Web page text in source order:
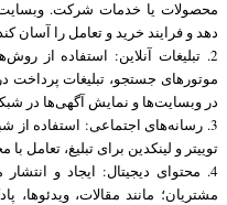
محصولات یا خدمات شرکت. وبسایت
دهد و فرایند خرید و تعامل را آسان
2. تبلیغات آنلاین: استفاده از
در وبسایت‌ها و نمایش آگهی‌ها در
3. رسانه‌های اجتماعی: استفاده از
توییتر و لینکدین برای تبلیغ، تعامل
4. محتوای دیجیتال: ایجاد و
مشتریان؛ مانند مقالات، ویدئوها،